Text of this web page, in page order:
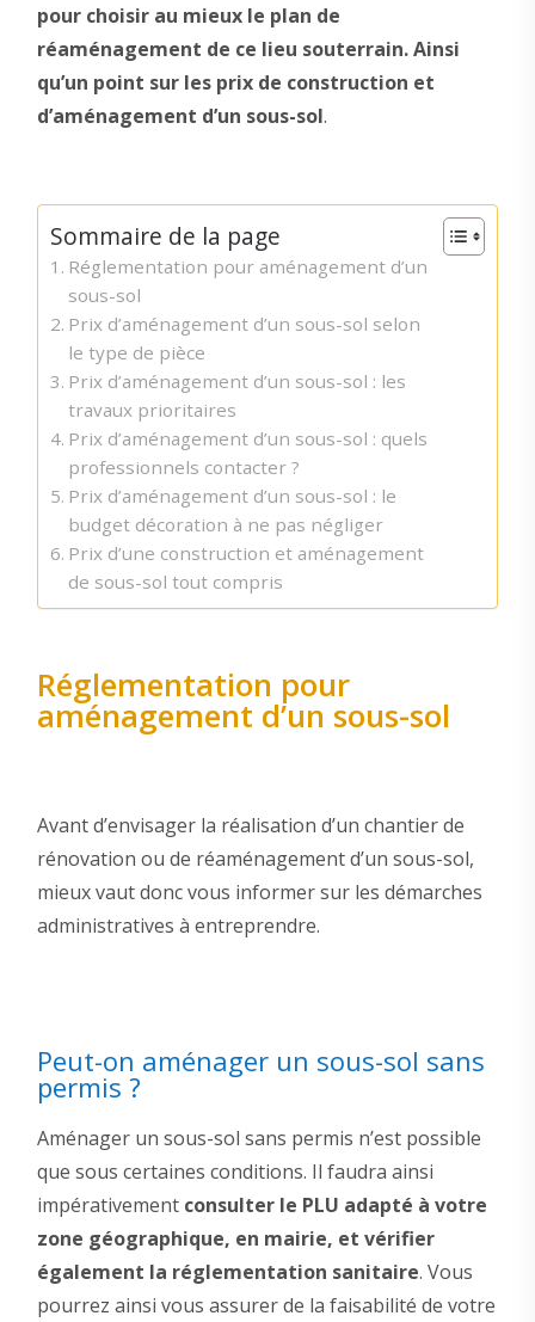
pour choisir au mieux le plan de
réaménagement de ce lieu souterrain. Ainsi
qu’un point sur les prix de construction et
d’aménagement d’un sous-sol.
Sommaire de la page
Réglementation pour aménagement d’un
sous-sol
Prix d’aménagement d’un sous-sol selon
le type de pièce
Prix d’aménagement d’un sous-sol : les
travaux prioritaires
Prix d’aménagement d’un sous-sol : quels
professionnels contacter ?
Prix d’aménagement d’un sous-sol : le
budget décoration à ne pas négliger
Prix d’une construction et aménagement
de sous-sol tout compris
Réglementation pour
aménagement d’un sous-sol
Avant d’envisager la réalisation d’un chantier de
rénovation ou de réaménagement d’un sous-sol,
mieux vaut donc vous informer sur les démarches
administratives à entreprendre.
Peut-on aménager un sous-sol sans
permis ?
Aménager un sous-sol sans permis n’est possible
que sous certaines conditions. Il faudra ainsi
impérativement consulter le PLU adapté à votre
zone géographique, en mairie, et vérifier
également la réglementation sanitaire. Vous
pourrez ainsi vous assurer de la faisabilité de votre